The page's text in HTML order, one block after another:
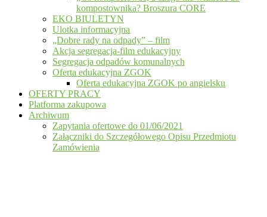
kompostownika? Broszura CORE
EKO BIULETYN
Ulotka informacyjna
„Dobre rady na odpady” – film
Akcja segregacja-film edukacyjny
Segregacja odpadów komunalnych
Oferta edukacyjna ZGOK
Oferta edukacyjna ZGOK po angielsku
OFERTY PRACY
Platforma zakupowa
Archiwum
Zapytania ofertowe do 01/06/2021
Załączniki do Szczegółowego Opisu Przedmiotu
Zamówienia